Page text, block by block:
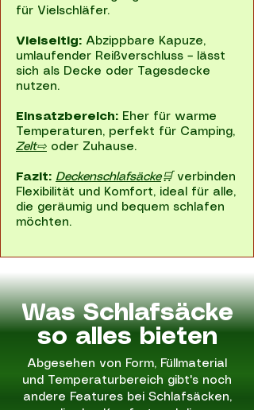
für Vielschläfer.
Vielseitig: Abzippbare Kapuze,
umlaufender Reißverschluss – lässt
sich als Decke oder Tagesdecke
nutzen.
Einsatzbereich: Eher für warme
Temperaturen, perfekt für Camping,
Zelt⇨ oder Zuhause.
Fazit: Deckenschlafsäcke🛒 verbinden
Flexibilität und Komfort, ideal für alle,
die geräumig und bequem schlafen
möchten.
Was Schlafsäcke
so alles bieten​
Abgesehen von Form, Füllmaterial
und Temperaturbereich gibt's noch
andere Features bei Schlafsäcken,